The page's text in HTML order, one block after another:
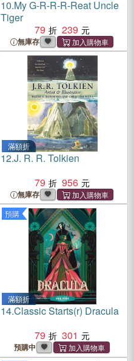
10.My G-R-R-R-Reat Uncle
Tiger
79
239
無庫存
滿額折
12.J. R. R. Tolkien
79
956
無庫存
預購
滿額折
14.Classic Starts(r) Dracula
79
301
預購中